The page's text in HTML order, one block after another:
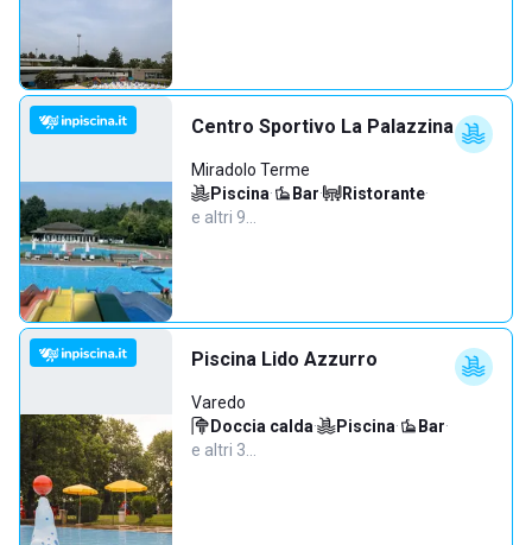
Centro Sportivo La Palazzina
Miradolo Terme
Piscina· Bar· Ristorante·
e altri 9…
Piscina Lido Azzurro
Varedo
Doccia calda· Piscina· Bar·
e altri 3…